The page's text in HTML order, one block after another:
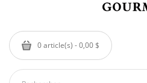
0 article(s) - 0,00 $